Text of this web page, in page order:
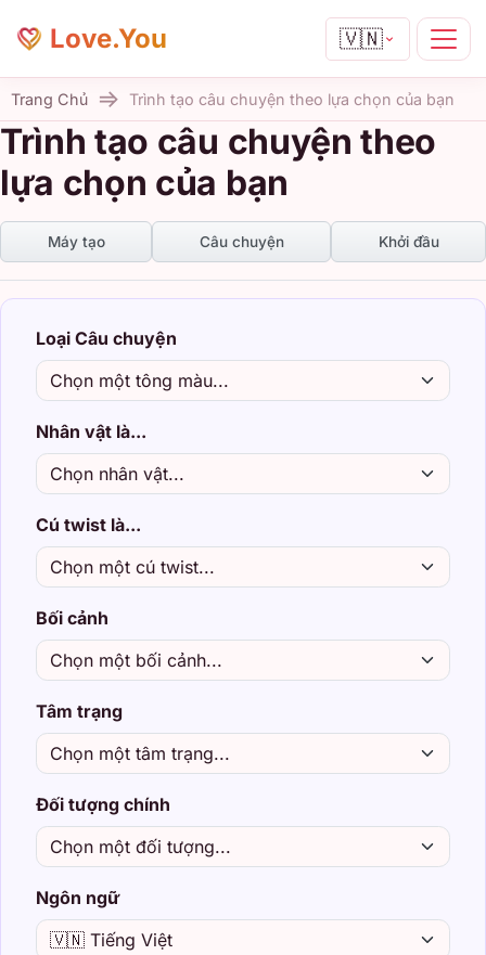
Love.You 🇻🇳
Trang Chủ Trình tạo câu chuyện theo lựa chọn của bạn
Trình tạo câu chuyện theo
lựa chọn của bạn
Máy tạo Câu chuyện Khởi đầu
Loại Câu chuyện
Nhân vật là...
Cú twist là...
Bối cảnh
Tâm trạng
Đối tượng chính
Ngôn ngữ